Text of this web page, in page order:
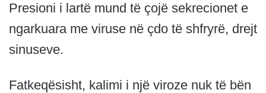
Presioni i lartë mund të çojë sekrecionet e
ngarkuara me viruse në çdo të shfryrë, drejt
sinuseve.
Fatkeqësisht, kalimi i një viroze nuk të bën